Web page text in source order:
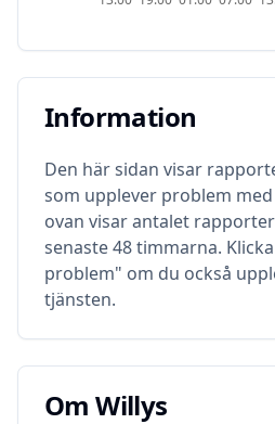
Information
Information
Den här sidan visar
som upplever problem med
ovan visar antalet
senaste 48 timmarna.
problem" om du också
tjänsten.
Om
OmWillys